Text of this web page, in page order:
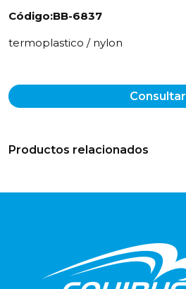
Código:BB-6837
termoplastico / nylon
Consultar
Productos relacionados